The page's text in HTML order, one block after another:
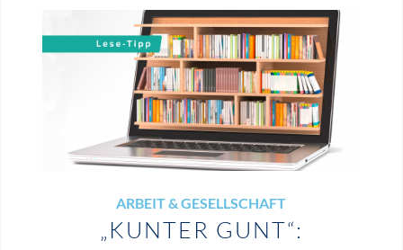
ARBEIT & GESELLSCHAFT
„KUNTER GUNT“: